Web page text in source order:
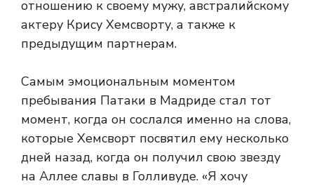
отношению к своему мужу, австралийскому
актеру Крису Хемсворту, а также к
предыдущим партнерам.
Самым эмоциональным моментом
пребывания Патаки в Мадриде стал тот
момент, когда он сослался именно на слова,
которые Хемсворт посвятил ему несколько
дней назад, когда он получил свою звезду
на Аллее славы в Голливуде. «Я хочу